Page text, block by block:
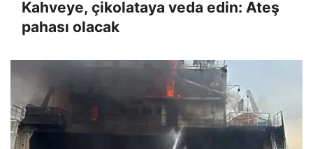
Kahveye, çikolataya veda edin: Ateş
pahası olacak